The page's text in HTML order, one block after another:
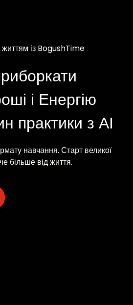
із BogushTime
і Енергію
практики з АІ
навчання. Старт великої
більше від життя.